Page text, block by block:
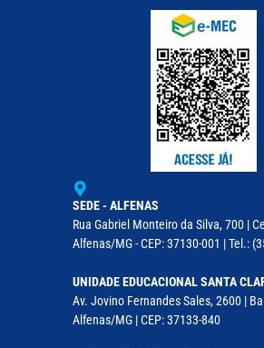
SEDE - ALFENAS
Rua Gabriel Monteiro da Silva, 700 |
Alfenas/MG - CEP: 37130-001 | Tel.:
UNIDADE EDUCACIONAL SANTA
Av. Jovino Fernandes Sales, 2600 |
Alfenas/MG | CEP: 37133-840